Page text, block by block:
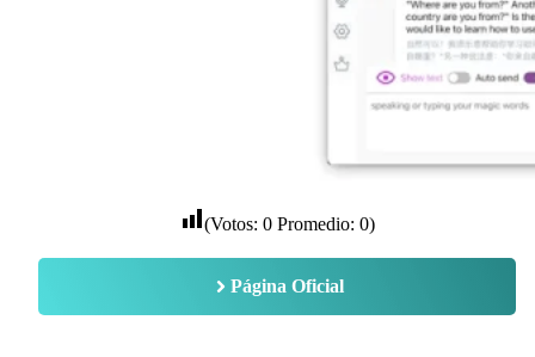
(Votos: 0Promedio: 0)
Página Oficial